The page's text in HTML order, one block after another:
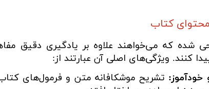
کتاب
شده که می‌خواهند علاوه بر یادگیری
کنند. ویژگی‌های اصلی آن عبارتند از:
خودآموز: تشریح موشکافانه متن و فرمول‌های